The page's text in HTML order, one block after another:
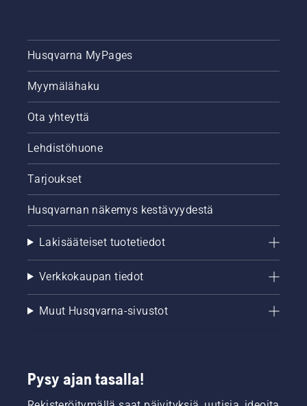
Husqvarna MyPages
Myymälähaku
Ota yhteyttä
Lehdistöhuone
Tarjoukset
Husqvarnan näkemys kestävyydestä
Lakisääteiset tuotetiedot
Verkkokaupan tiedot
Muut Husqvarna-sivustot
Pysy ajan tasalla!